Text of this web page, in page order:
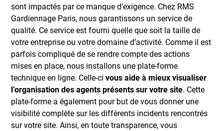
sont impactés par ce manque d’exigence. Chez RMS
Gardiennage Paris, nous garantissons un service de
qualité. Ce service est fourni quelle que soit la taille de
votre entreprise ou votre domaine d’activité. Comme il est
parfois compliqué de se rendre compte des actions
mises en place, nous installons une plate-forme
technique en ligne. Celle-civous aide à mieux visualiser
l’organisation des agents présents sur votre site. Cette
plate-forme a également pour but de vous donner une
visibilité complète sur les différents incidents rencontrés
sur votre site. Ainsi, en toute transparence, vous